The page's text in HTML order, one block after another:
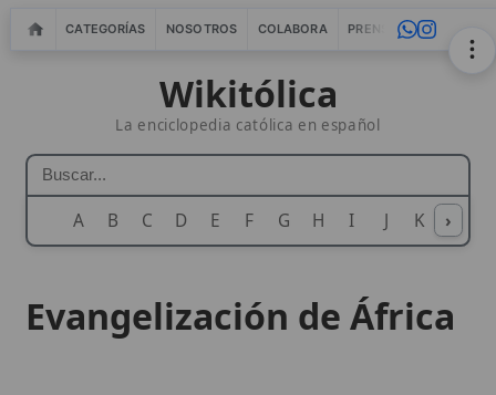
CATEGORÍAS NOSOTROS COLABORA PRENSA WEBMASTERS
Wikitólica
La enciclopedia católica en español
A B C D E F G H I J K L M
›
Evangelización de África